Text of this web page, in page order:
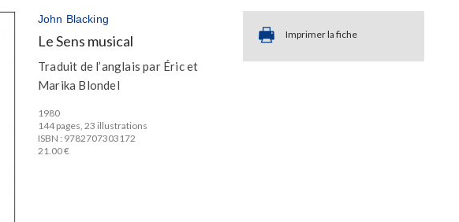
John Blacking
Le Sens musical
Traduit de l’anglais par Éric et
Marika Blondel
1980
144 pages, 23 illustrations
ISBN : 9782707303172
21.00 €
Imprimer la fiche